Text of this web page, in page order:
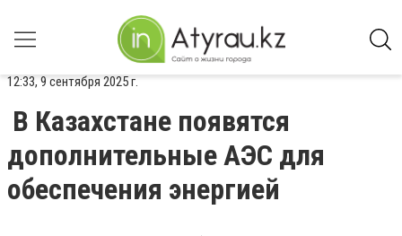
12:33, 9 сентября 2025 г.
В Казахстане появятся
дополнительные АЭС для
обеспечения энергией